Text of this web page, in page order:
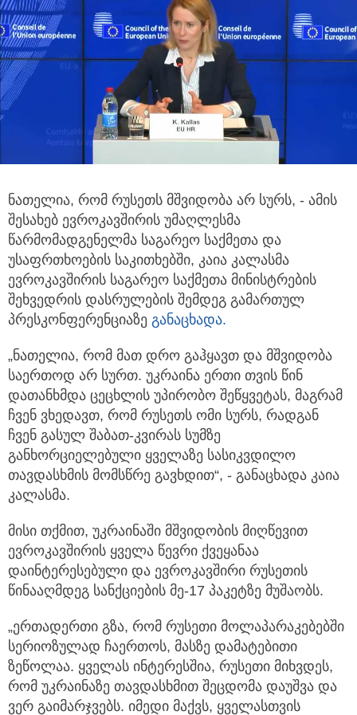
ნათელია, რომ რუსეთს მშვიდობა არ სურს, - ამის
შესახებ ევროკავშირის უმაღლესმა
წარმომადგენელმა საგარეო საქმეთა და
უსაფრთხოების საკითხებში, კაია კალასმა
ევროკავშირის საგარეო საქმეთა მინისტრების
შეხვედრის დასრულების შემდეგ გამართულ
პრესკონფერენციაზე განაცხადა.
„ნათელია, რომ მათ დრო გაჰყავთ და მშვიდობა
საერთოდ არ სურთ. უკრაინა ერთი თვის წინ
დათანხმდა ცეცხლის უპირობო შეწყვეტას, მაგრამ
ჩვენ ვხედავთ, რომ რუსეთს ომი სურს, რადგან
ჩვენ გასულ შაბათ-კვირას სუმზე
განხორციელებული ყველაზე სასიკვდილო
თავდასხმის მომსწრე გავხდით“, - განაცხადა კაია
კალასმა.
მისი თქმით, უკრაინაში მშვიდობის მიღწევით
ევროკავშირის ყველა წევრი ქვეყანაა
დაინტერესებული და ევროკავშირი რუსეთის
წინააღმდეგ სანქციების მე-17 პაკეტზე მუშაობს.
„ერთადერთი გზა, რომ რუსეთი მოლაპარაკებებში
სერიოზულად ჩაერთოს, მასზე დამატებითი
ზეწოლაა. ყველას ინტერესშია, რუსეთი მიხვდეს,
რომ უკრაინაზე თავდასხმით შეცდომა დაუშვა და
ვერ გაიმარჯვებს. იმედი მაქვს, ყველასთვის